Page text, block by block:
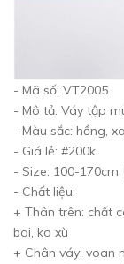
- Mã số: VT2005
- Mô tả: Váy tập
- Màu sắc: hồng,
- Giá lẻ: #200k
- Size: 100-170cm
- Chất liệu:
+ Thân trên: chất
bai, ko xù
+ Chân váy: voan